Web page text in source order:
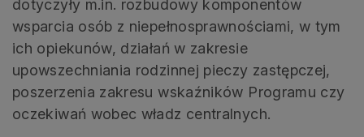
dotyczyły m.in. rozbudowy komponentów
wsparcia osób z niepełnosprawnościami, w tym
ich opiekunów, działań w zakresie
upowszechniania rodzinnej pieczy zastępczej,
poszerzenia zakresu wskaźników Programu czy
oczekiwań wobec władz centralnych.